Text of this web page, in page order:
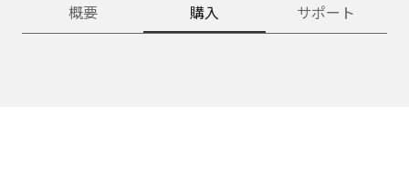
概要 購入 サポート